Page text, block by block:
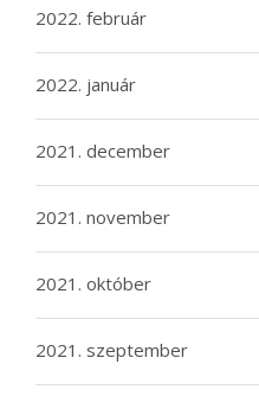
2022. február
2022. január
2021. december
2021. november
2021. október
2021. szeptember